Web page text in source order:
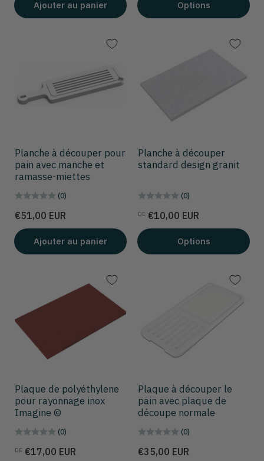
Ajouter au panier Options
Planche à découper pour
pain avec manche et
ramasse-miettes
(0)
Prix
€51,00 EUR
Ajouter au panier
Planche à découper
standard design granit
(0)
Prix
DE €10,00 EUR
Options
Plaque de polyéthylene
pour rayonnage inox
Imagine ©
(0)
Prix
DE €17,00 EUR
Plaque à découper le
pain avec plaque de
découpe normale
(0)
Prix
€35,00 EUR